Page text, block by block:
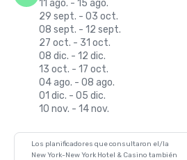
11 ago. - 15 ago.
29 sept. - 03 oct.
08 sept. - 12 sept.
27 oct. - 31 oct.
08 dic. - 12 dic.
13 oct. - 17 oct.
04 ago. - 08 ago.
01 dic. - 05 dic.
10 nov. - 14 nov.
Los planificadores que consultaron el/la
New York-New York Hotel & Casino también